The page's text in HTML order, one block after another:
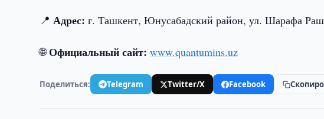
📍Адрес: г. Ташкент, Юнусабадский район, ул. Шарафа
🌐Официальный сайт:www.quantumins.uz
Поделиться: Telegram Twitter/X Facebook